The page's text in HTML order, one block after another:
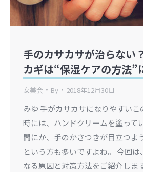
手のカサカサが治らない
カギは“保湿ケアの方法”
女美会 By 2018年12月30日
みゆ 手がカサカサになりやすい
時には、ハンドクリームを塗って
間にか、手のかさつきが目立つよ
という方も多いですよね。 今回
なる原因と対策方法をご紹介しま